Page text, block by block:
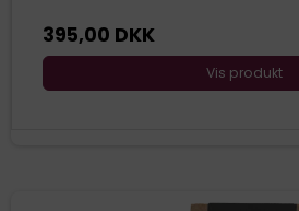
395,00 DKK
Vis produkt